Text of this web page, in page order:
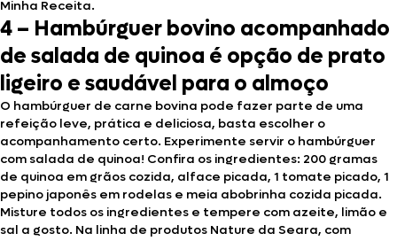
Minha Receita.
4 – Hambúrguer bovino acompanhado
de salada de quinoa é opção de prato
ligeiro e saudável para o almoço
O hambúrguer de carne bovina pode fazer parte de uma
refeição leve, prática e deliciosa, basta escolher o
acompanhamento certo. Experimente servir o hambúrguer
com salada de quinoa! Confira os ingredientes: 200 gramas
de quinoa em grãos cozida, alface picada, 1 tomate picado, 1
pepino japonês em rodelas e meia abobrinha cozida picada.
Misture todos os ingredientes e tempere com azeite, limão e
sal a gosto. Na linha de produtos Nature da Seara, com